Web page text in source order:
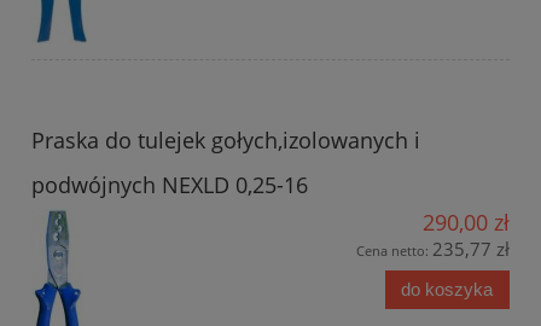
Praska do tulejek gołych,izolowanych i
podwójnych NEXLD 0,25-16
290,00 zł
Cena netto: 235,77 zł
do koszyka